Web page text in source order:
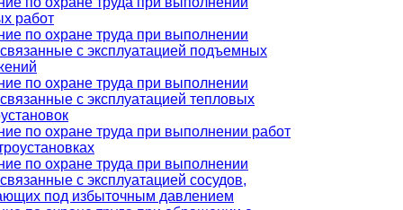
работ
по охране труда при выполнении
с эксплуатацией подъемных
по охране труда при выполнении
с эксплуатацией тепловых
по охране труда при выполнении работ
по охране труда при выполнении
с эксплуатацией сосудов,
под избыточным давлением